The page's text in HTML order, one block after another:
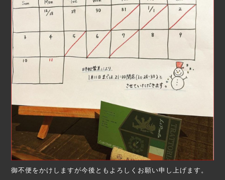
御不便をかけしますが今後ともよろしくお願い申し上げます。